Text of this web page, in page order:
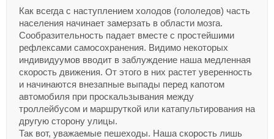
Как всегда с наступлением холодов (гололедов) часть
населения начинает замерзать в области мозга.
Сообразительность падает вместе с простейшими
рефлексами самосохранения. Видимо некоторых
индивидуумов вводит в заблуждение наша медленная
скорость движения. От этого в них растет уверенность
и начинаются внезапные выпады перед капотом
автомобиля при проскальзывания между
троллейбусом и маршруткой или катапультирования на
другую сторону улицы.
Так вот, уважаемые пешеходы. Наша скорость лишь